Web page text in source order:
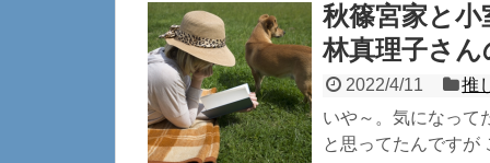
秋篠宮家と
林真理子さ
2022/4/11
推
いや～。気になって
と思ってたんですが